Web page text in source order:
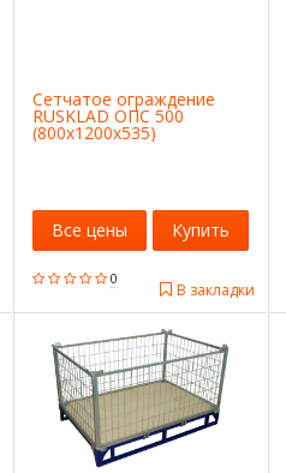
Сетчатое ограждение
RUSKLAD ОПС 500
(800x1200x535)
0
В закладки
Все цены Купить